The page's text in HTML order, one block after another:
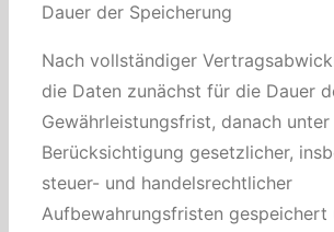
Dauer der Speicherung
Nach vollständiger
die Daten zunächst für die Dauer
Gewährleistungsfrist, danach unter
Berücksichtigung gesetzlicher,
steuer- und handelsrechtlicher
Aufbewahrungsfristen gespeichert